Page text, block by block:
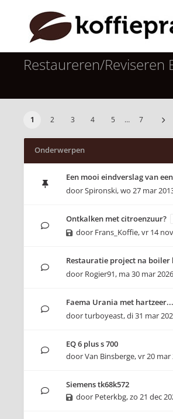
Restaureren/Reviseren
1 2 3 4 5 … 7
Onderwerpen
Een mooi eindverslag van
doorSpironski,wo 27 mar
Ontkalken met citroenzuur?
door Frans_Koffie,vr 14
Restauratie project na boiler
door Rogier91, ma 30 mar
Faema Urania met hartzeer...
doorturboyeast,di 31 mar
EQ 6 plus s 700
doorVan Binsberge,vr 20 mar
Siemens tk68k572
door Peterkbg,zo 21 dec